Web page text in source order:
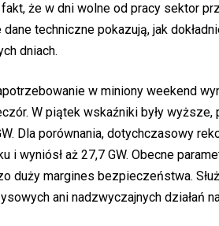
że w dni wolne od pracy sektor
techniczne pokazują, jak
dniach.
w miniony weekend
W piątek wskaźniki były
Dla porównania, dotychczasowy
i wyniósł aż 27,7 GW. Obecne
duży margines bezpieczeństwa.
ani nadzwyczajnych działań